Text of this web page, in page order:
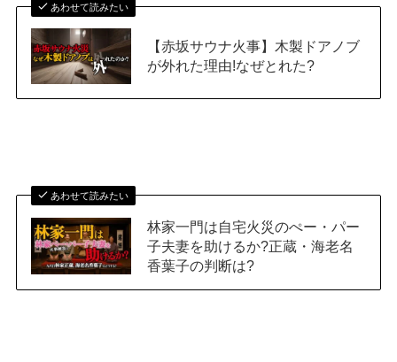
あわせて読みたい
【赤坂サウナ火事】木製ドアノブ
が外れた理由!なぜとれた?
あわせて読みたい
林家一門は自宅火災のぺー・パー
子夫妻を助けるか?正蔵・海老名
香葉子の判断は?